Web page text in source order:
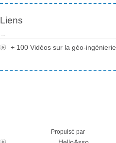
Liens
+ 100 Vidéos sur la géo-ingénierie
Propulsé par